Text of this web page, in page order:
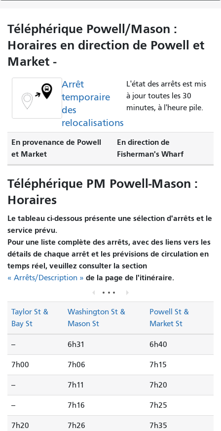
Téléphérique Powell/Mason :
Horaires en direction de Powell et
Market -
Arrêt
temporaire
des
relocalisations
L'état des arrêts est mis
à jour toutes les 30
minutes, à l'heure pile.
En provenance de Powell
et Market
En direction de
Fisherman's Wharf
Téléphérique PM Powell-Mason :
Horaires
Le tableau ci-dessous présente une sélection d'arrêts et le
service prévu.
Pour une liste complète des arrêts, avec des liens vers les
détails de chaque arrêt et les prévisions de circulation en
temps réel, veuillez consulter la section
« Arrêts/Description » de la page de l'itinéraire.
Taylor St &
Bay St
Washington St &
Mason St
Powell St &
Market St
-- 6h31 6h40
7h00 7h06 7h15
-- 7h11 7h20
-- 7h16 7h25
7h20 7h26 7h35